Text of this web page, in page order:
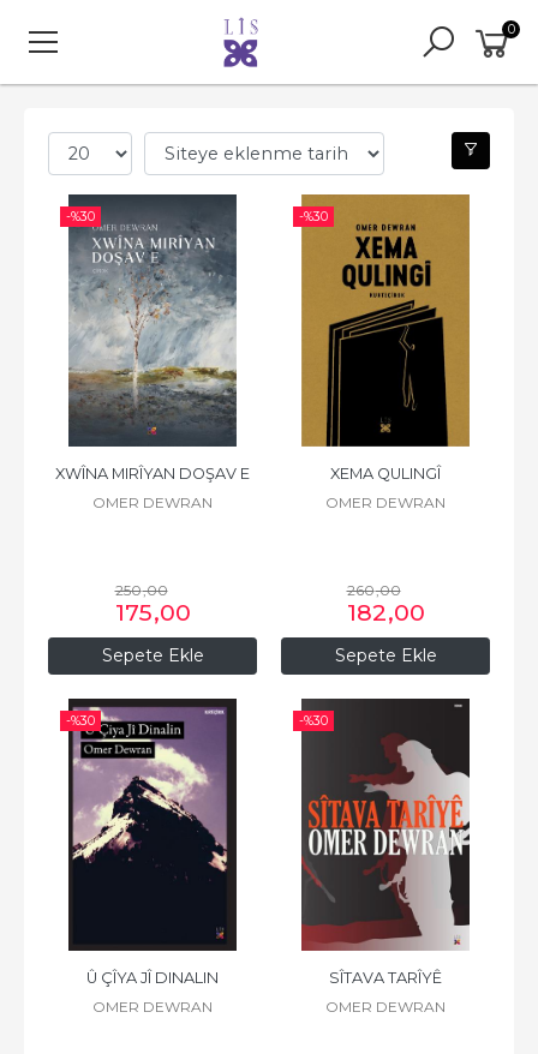
0
-%30
Sepete Ekle
XWÎNA MIRÎYAN DOŞAV E
OMER DEWRAN
250,00
175,00
-%30
Sepete Ekle
XEMA QULINGÎ
OMER DEWRAN
260,00
182,00
-%30
Û ÇÎYA JÎ DINALIN
OMER DEWRAN
-%30
SÎTAVA TARÎYÊ
OMER DEWRAN